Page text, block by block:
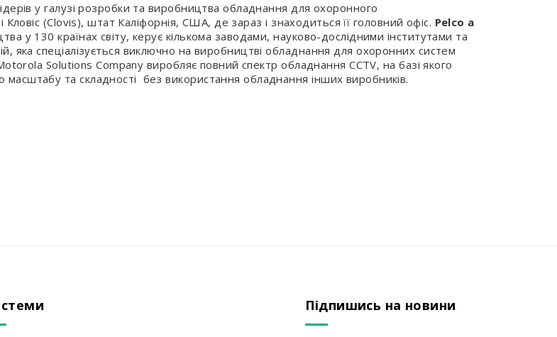
у галузі розробки та виробництва обладнання для охоронного
(Clovis), штат Каліфорнія, США, де зараз і знаходиться її головний офіс. Pelco a
у 130 країнах світу, керує кількома заводами, науково-дослідними інститутами та
яка спеціалізується виключно на виробництві обладнання для охоронних систем
Solutions Company виробляє повний спектр обладнання CCTV, на базі якого
та складності без використання обладнання інших виробників.
Підпишись на новини